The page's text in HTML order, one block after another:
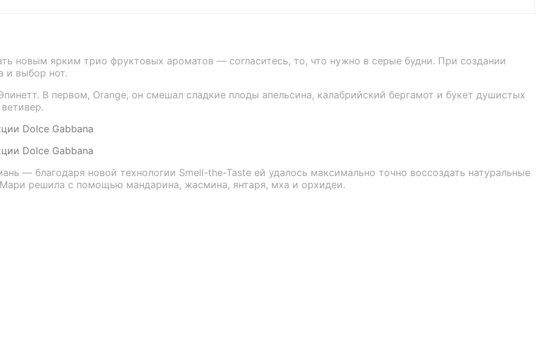
новым ярким трио фруктовых ароматов — согласитесь, то, что нужно в серые будни. При создании
и выбор нот.
В первом, Orange, он смешал сладкие плоды апельсина, калабрийский бергамот и букет душистых
— благодаря новой технологии Smell-the-Taste ей удалось максимально точно воссоздать натуральные
решила с помощью мандарина, жасмина, янтаря, мха и орхидеи.